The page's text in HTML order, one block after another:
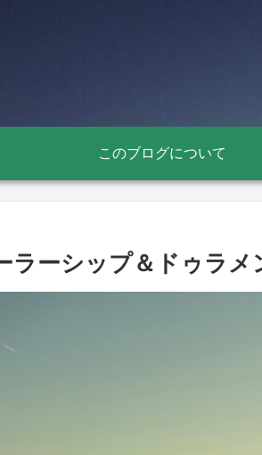
このブログについて
ラーシップ＆ドゥラ